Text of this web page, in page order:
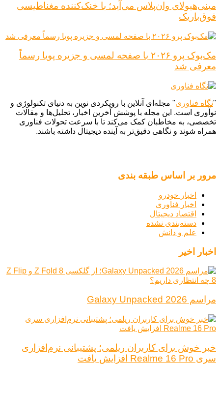
مینی‌هیولای وان‌پلاس می‌آید؛ با خنک‌کننده مغناطیسی
فوق‌باریک
مک‌بوک پرو ۲۰۲۶ با صفحه لمسی و جزیره پویا رسماً
معرفی شد
"نگاه فناوری" مجله‌ای آنلاین با رویکردی نوین به دنیای تکنولوژی و
نوآوری است. این مجله با پوشش آخرین اخبار، تحلیل‌ها و مقالات
تخصصی، به مخاطبان کمک می‌کند تا با سرعت تحولات فناوری
همراه شوند و نگاهی دقیق‌تر به آینده دیجیتال داشته باشند.
مرور بر اساس طبقه بندی
اخبار خودرو
اخبار فناوری
اقتصاد دیجیتال
دسته‌بندی نشده
علم و دانش
اخبار اخیر
مراسم Galaxy Unpacked 2026
خبر خوش برای کاربران ریلمی؛ پشتیبانی نرم‌افزاری
سری Realme 16 Pro افزایش یافت